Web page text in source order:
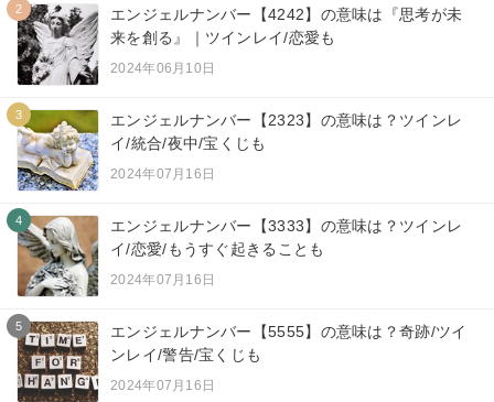
2
エンジェルナンバー【4242】の意味は『思考が未
来を創る』｜ツインレイ/恋愛も
2024年06月10日
3
エンジェルナンバー【2323】の意味は？ツインレ
イ/統合/夜中/宝くじも
2024年07月16日
4
エンジェルナンバー【3333】の意味は？ツインレ
イ/恋愛/もうすぐ起きることも
2024年07月16日
5
エンジェルナンバー【5555】の意味は？奇跡/ツイ
ンレイ/警告/宝くじも
2024年07月16日